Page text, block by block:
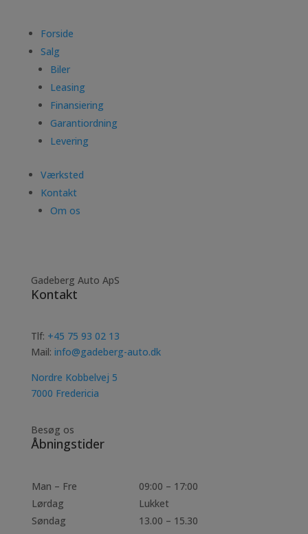
Forside
Salg
Biler
Leasing
Finansiering
Garantiordning
Levering
Værksted
Kontakt
Om os
Gadeberg Auto ApS
Kontakt
Tlf: +45 75 93 02 13
Mail: info@gadeberg-auto.dk
Nordre Kobbelvej 5
7000 Fredericia
Besøg os
Åbningstider
Man – Fre
09:00 – 17:00
Lørdag
Lukket
Søndag
13.00 – 15.30